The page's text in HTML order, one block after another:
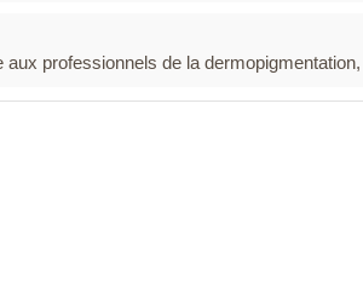
professionnels de la